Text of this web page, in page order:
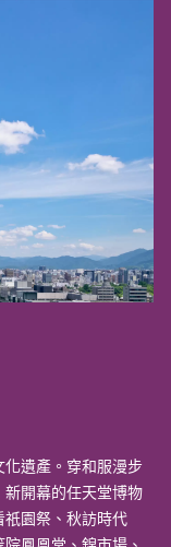
遺產。穿和服漫步
開幕的任天堂博物
祇園祭、秋訪時代